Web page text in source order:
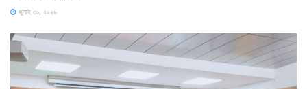
জুলাই ৩১, ২০২৬